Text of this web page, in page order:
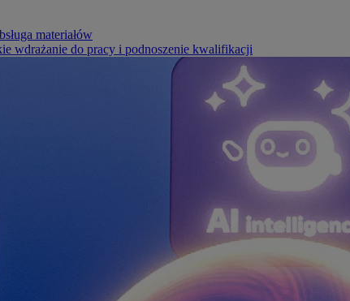
materiałów
wdrażanie do pracy i podnoszenie kwalifikacji